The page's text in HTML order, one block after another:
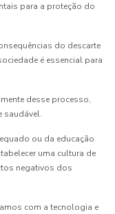
para a proteção do
do descarte
é essencial para
desse processo,
saudável.
ou da educação
uma cultura de
negativos dos
com a tecnologia e